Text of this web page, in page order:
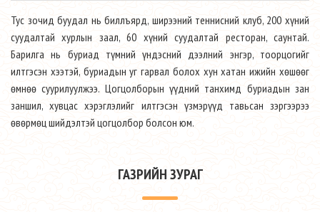
Тус зочид буудал нь биллъярд, ширээний теннисний клуб, 200 хүний
суудалтай хурлын заал, 60 хүний суудалтай ресторан, саунтай.
Барилга нь буриад түмний үндэсний дээлний энгэр, тоорцогийг
илтгэсэн хээтэй, буриадын уг гарвал болох хун хатан ижийн хөшөөг
өмнөө суурилуулжээ. Цогцолборын үүдний танхимд буриадын зан
заншил, хувцас хэрэглэлийг илтгэсэн үзмэрүүд тавьсан зэргээрээ
өвөрмөц шийдэлтэй цогцолбор болсон юм.
ГАЗРИЙН ЗУРАГ